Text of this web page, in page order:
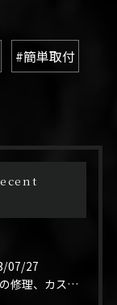
#簡単取付
07/27
自転車の修理、カスタムなんでもやります！ママチャリでもスポーツ車でもご相談ください。